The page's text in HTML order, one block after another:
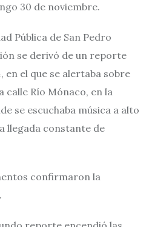
30 de noviembre.
Pública de San Pedro
se derivó de un reporte
en el que se alertaba sobre
calle Río Mónaco, en la
se escuchaba música a alto
llegada constante de
confirmaron la